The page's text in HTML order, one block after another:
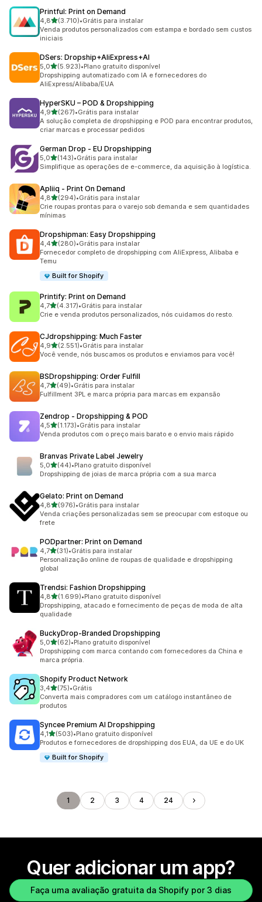
Printful: Print on Demand
4,8de 5 estrelas
(3.710)
3710 avaliações ao todo
•Grátis para instalar
Venda produtos personalizados com estampa e bordado sem custos
iniciais
DSers: Dropship+AliExpress+AI
5,0de 5 estrelas
(5.923)
5923 avaliações ao todo
•Plano gratuito disponível
Dropshipping automatizado com IA e fornecedores do
AliExpress/Alibaba/EUA
HyperSKU – POD & Dropshipping
4,9de 5 estrelas
(267)
267 avaliações ao todo
•Grátis para instalar
A solução completa de dropshipping e POD para encontrar produtos,
criar marcas e processar pedidos
German Drop ‑ EU Dropshipping
5,0de 5 estrelas
(143)
143 avaliações ao todo
•Grátis para instalar
Simplifique as operações de e-commerce, da aquisição à logística.
Apliiq ‑ Print On Demand
4,8de 5 estrelas
(294)
294 avaliações ao todo
•Grátis para instalar
Crie roupas prontas para o varejo sob demanda e sem quantidades
mínimas
Dropshipman: Easy Dropshipping
4,4de 5 estrelas
(280)
280 avaliações ao todo
•Grátis para instalar
Fornecedor completo de dropshipping com AliExpress, Alibaba e
Temu
Built for Shopify
Printify: Print on Demand
4,7de 5 estrelas
(4.317)
4317 avaliações ao todo
•Grátis para instalar
Crie e venda produtos personalizados, nós cuidamos do resto.
CJdropshipping: Much Faster
4,9de 5 estrelas
(2.551)
2551 avaliações ao todo
•Grátis para instalar
Você vende, nós buscamos os produtos e enviamos para você!
BSDropshipping: Order Fulfill
4,7de 5 estrelas
(49)
49 avaliações ao todo
•Grátis para instalar
Fulfillment 3PL e marca própria para marcas em expansão
Zendrop ‑ Dropshipping & POD
4,5de 5 estrelas
(1.173)
1173 avaliações ao todo
•Grátis para instalar
Venda produtos com o preço mais barato e o envio mais rápido
Branvas Private Label Jewelry
5,0de 5 estrelas
(44)
44 avaliações ao todo
•Plano gratuito disponível
Dropshipping de joias de marca própria com a sua marca
Gelato: Print on Demand
4,8de 5 estrelas
(976)
976 avaliações ao todo
•Grátis para instalar
Venda criações personalizadas sem se preocupar com estoque ou
frete
PODpartner: Print on Demand
4,7de 5 estrelas
(31)
31 avaliações ao todo
•Grátis para instalar
Personalização online de roupas de qualidade e dropshipping
global
Trendsi: Fashion Dropshipping
4,8de 5 estrelas
(1.699)
1699 avaliações ao todo
•Plano gratuito disponível
Dropshipping, atacado e fornecimento de peças de moda de alta
qualidade
BuckyDrop‑Branded Dropshipping
5,0de 5 estrelas
(62)
62 avaliações ao todo
•Plano gratuito disponível
Dropshipping com marca contando com fornecedores da China e
marca própria.
Shopify Product Network
3,4de 5 estrelas
(75)
75 avaliações ao todo
•Grátis
Converta mais compradores com um catálogo instantâneo de
produtos
Syncee Premium AI Dropshipping
4,1de 5 estrelas
(503)
503 avaliações ao todo
•Plano gratuito disponível
Produtos e fornecedores de dropshipping dos EUA, da UE e do UK
Built for Shopify
1 2 3 4 24
Quer adicionar um app?
Faça uma avaliação gratuita da Shopify por 3 dias